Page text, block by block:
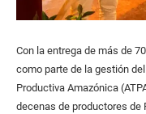
Con la entrega de más de
como parte de la gestión
Productiva Amazónica
decenas de productores de